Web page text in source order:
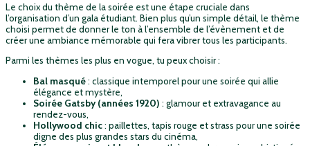
Le choix du thème de la soirée est une étape cruciale dans
l’organisation d’un gala étudiant. Bien plus qu’un simple détail, le thème
choisi permet de donner le ton à l’ensemble de l’évènement et de
créer une ambiance mémorable qui fera vibrer tous les participants.
Parmi les thèmes les plus en vogue, tu peux choisir :
Bal masqué: classique intemporel pour une soirée qui allie
élégance et mystère,
Soirée Gatsby (années 1920) : glamour et extravagance au
rendez-vous,
Hollywood chic: paillettes, tapis rouge et strass pour une soirée
digne des plus grandes stars du cinéma,